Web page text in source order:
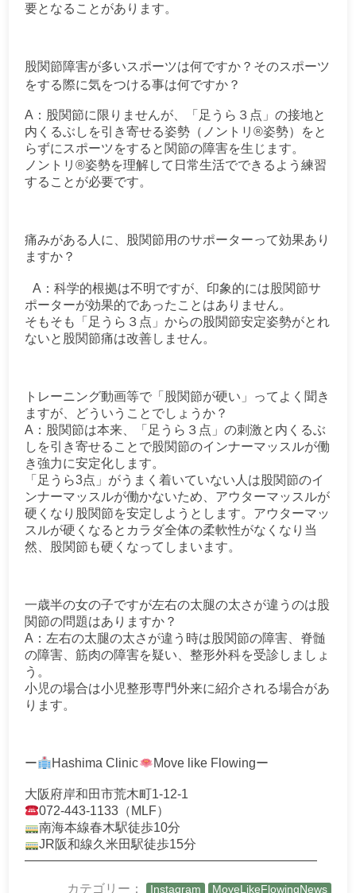
要となることがあります。
股関節障害が多いスポーツは何ですか？そのスポーツ
をする際に気をつける事は何ですか？
A：股関節に限りませんが、「足うら３点」の接地と
内くるぶしを引き寄せる姿勢（ノントリ®︎姿勢）をと
らずにスポーツをすると関節の障害を生じます。
ノントリ®︎姿勢を理解して日常生活でできるよう練習
することが必要です。
痛みがある人に、股関節用のサポーターって効果あり
ますか？
A：科学的根拠は不明ですが、印象的には股関節サ
ポーターが効果的であったことはありません。
そもそも「足うら３点」からの股関節安定姿勢がとれ
ないと股関節痛は改善しません。
トレーニング動画等で「股関節が硬い」ってよく聞き
ますが、どういうことでしょうか？
A：股関節は本来、「足うら３点」の刺激と内くるぶ
しを引き寄せることで股関節のインナーマッスルが働
き強力に安定化します。
「足うら3点」がうまく着いていない人は股関節のイ
ンナーマッスルが働かないため、アウターマッスルが
硬くなり股関節を安定しようとします。アウターマッ
スルが硬くなるとカラダ全体の柔軟性がなくなり当
然、股関節も硬くなってしまいます。
一歳半の女の子ですが左右の太腿の太さが違うのは股
関節の問題はありますか？
A：左右の太腿の太さが違う時は股関節の障害、脊髄
の障害、筋肉の障害を疑い、整形外科を受診しましょ
う。
小児の場合は小児整形専門外来に紹介される場合があ
ります。
ー Hashima Clinic Move like Flowingー
大阪府岸和田市荒木町1-12-1
072-443-1133（MLF）
南海本線春木駅徒歩10分
JR阪和線久米田駅徒歩15分
———————————————————————
カテゴリー： Instagram MoveLikeFlowingNews